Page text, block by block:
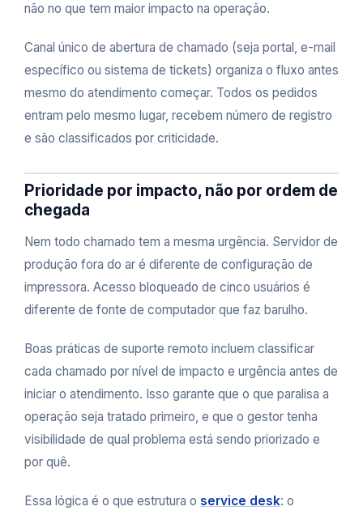
não no que tem maior impacto na operação.
Canal único de abertura de chamado (seja portal, e-mail
específico ou sistema de tickets) organiza o fluxo antes
mesmo do atendimento começar. Todos os pedidos
entram pelo mesmo lugar, recebem número de registro
e são classificados por criticidade.
Prioridade por impacto, não por ordem de
chegada
Nem todo chamado tem a mesma urgência. Servidor de
produção fora do ar é diferente de configuração de
impressora. Acesso bloqueado de cinco usuários é
diferente de fonte de computador que faz barulho.
Boas práticas de suporte remoto incluem classificar
cada chamado por nível de impacto e urgência antes de
iniciar o atendimento. Isso garante que o que paralisa a
operação seja tratado primeiro, e que o gestor tenha
visibilidade de qual problema está sendo priorizado e
por quê.
Essa lógica é o que estrutura o service desk: o